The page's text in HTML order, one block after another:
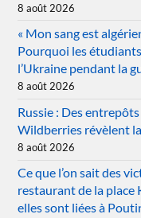
8 août 2026
« Mon sang est
Pourquoi les
l’Ukraine pendant la
8 août 2026
Russie : Des
Wildberries révèlent
8 août 2026
Ce que l’on sait des
restaurant de la place
elles sont liées à